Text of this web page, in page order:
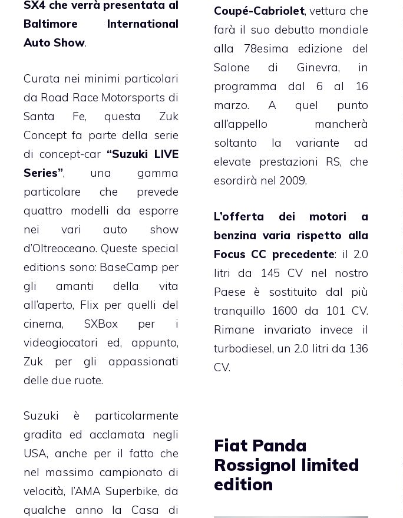
SX4 che verrà presentata al
Baltimore International
Auto Show.
Curata nei minimi particolari
da Road Race Motorsports di
Santa Fe, questa Zuk
Concept fa parte della serie
di concept-car “Suzuki LIVE
Series”, una gamma
particolare che prevede
quattro modelli da esporre
nei vari auto show
d’Oltreoceano. Queste special
editions sono: BaseCamp per
gli amanti della vita
all’aperto, Flix per quelli del
cinema, SXBox per i
videogiocatori ed, appunto,
Zuk per gli appassionati
delle due ruote.
Suzuki è particolarmente
gradita ed acclamata negli
USA, anche per il fatto che
nel massimo campionato di
velocità, l’AMA Superbike, da
qualche anno la Casa di
Coupé-Cabriolet, vettura che
farà il suo debutto mondiale
alla 78esima edizione del
Salone di Ginevra, in
programma dal 6 al 16
marzo. A quel punto
all’appello mancherà
soltanto la variante ad
elevate prestazioni RS, che
esordirà nel 2009.
L’offerta dei motori a
benzina varia rispetto alla
Focus CC precedente: il 2.0
litri da 145 CV nel nostro
Paese è sostituito dal più
tranquillo 1600 da 101 CV.
Rimane invariato invece il
turbodiesel, un 2.0 litri da 136
CV.
Fiat Panda
Rossignol limited
edition